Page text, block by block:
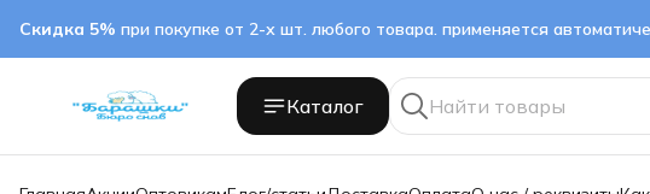
Скидка 5% при покупке от 2-х шт. любого товара. применяется
Каталог